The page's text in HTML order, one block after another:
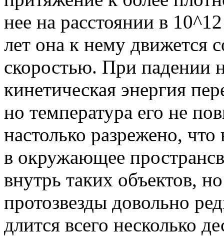
нее на расстоянии в
лет она к нему движется
скоростью. При падении
кинетическая энергия
но температура его не
настолько разрежено,
в окружающее
внутрь таких объектов,
протозвезды довольно
длится всего несколько